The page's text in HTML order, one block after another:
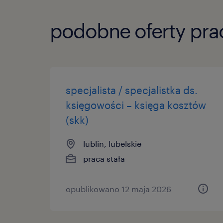
podobne oferty
specjalista / specjalistka ds.
księgowości – księga kosztów
(skk)
lublin, lubelskie
praca stała
opublikowano 12 maja 2026